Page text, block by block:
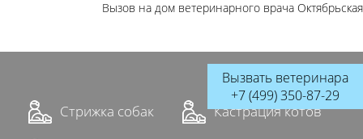
Вызов на дом ветеринарного врача Октябрьская
Стрижка собак Кастрация котов
Вызвать ветеринара
+7 (499) 350-87-29